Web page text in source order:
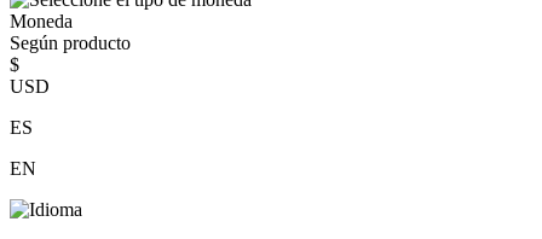
Moneda
Según producto
$
USD
ES
EN